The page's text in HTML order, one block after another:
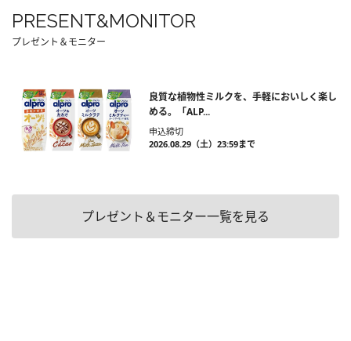
PRESENT&MONITOR
プレゼント＆モニター
良質な植物性ミルクを、手軽においしく楽し
める。「ALP...
申込締切
2026.08.29（土）23:59まで
プレゼント＆モニター一覧を見る